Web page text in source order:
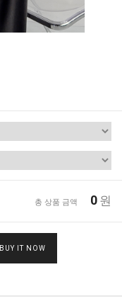
총 상품 금액 0 원
BUY IT NOW